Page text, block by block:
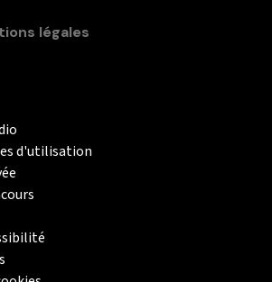
légales
d'utilisation